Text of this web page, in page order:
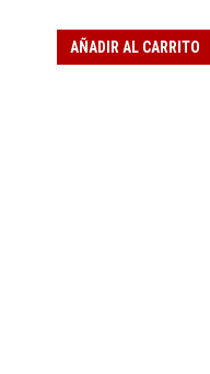
AÑADIR AL CARRITO